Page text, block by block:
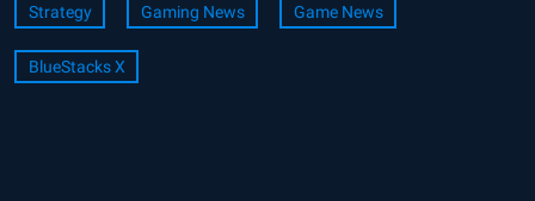
Strategy Gaming News Game News
BlueStacks X